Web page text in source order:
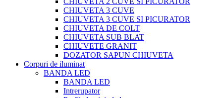
CHIUVETA 3 CUVE
CHIUVETA 3 CUVE SI PICURATOR
CHIUVETA DE COLT
CHIUVETA SUB BLAT
CHIUVETE GRANIT
DOZATOR SAPUN CHIUVETA
Corpuri de iluminat
BANDA LED
BANDA LED
Intrerupator